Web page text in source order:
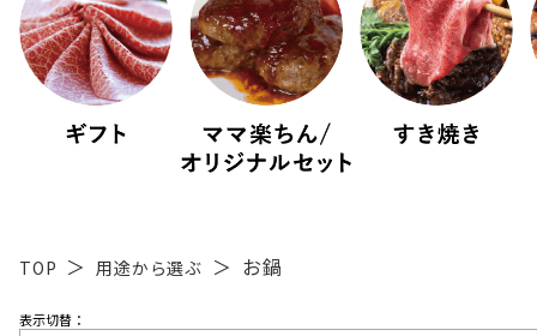
TOP 用途から選ぶ お鍋
表示切替：